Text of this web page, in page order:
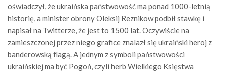
oświadczył, że ukraińska państwowość ma ponad 1000-letnią
historię, a minister obrony Oleksij Reznikow podbił stawkę i
napisał na Twitterze, że jest to 1500 lat. Oczywiście na
zamieszczonej przez niego grafice znalazł się ukraiński heroj z
banderowską flagą. A jednym z symboli państwowości
ukraińskiej ma być Pogoń, czyli herb Wielkiego Księstwa